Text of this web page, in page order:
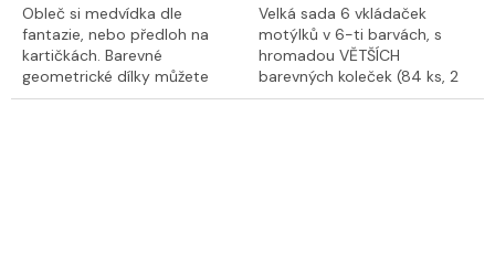
Obleč si medvídka dle
fantazie, nebo předloh na
kartičkách. Barevné
geometrické dílky můžete
vkládat, nebo přišívat
Velká sada 6 vkládaček
motýlků v 6-ti barvách, s
hromadou VĚTŠÍCH
barevných koleček (84 ks, 2
cm) a předlohami. Procvičí